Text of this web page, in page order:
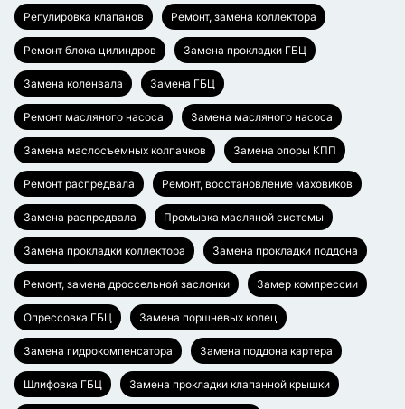
Регулировка клапанов Ремонт, замена коллектора
Ремонт блока цилиндров Замена прокладки ГБЦ
Замена коленвала Замена ГБЦ
Ремонт масляного насоса Замена масляного насоса
Замена маслосъемных колпачков Замена опоры КПП
Ремонт распредвала Ремонт, восстановление маховиков
Замена распредвала Промывка масляной системы
Замена прокладки коллектора Замена прокладки поддона
Ремонт, замена дроссельной заслонки Замер компрессии
Опрессовка ГБЦ Замена поршневых колец
Замена гидрокомпенсатора Замена поддона картера
Шлифовка ГБЦ Замена прокладки клапанной крышки